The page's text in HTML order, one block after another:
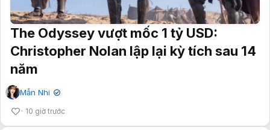
The Odyssey vượt mốc 1 tỷ USD:
Christopher Nolan lập lại kỳ tích sau 14
năm
Mẫn Nhi ✔
10 giờ trước